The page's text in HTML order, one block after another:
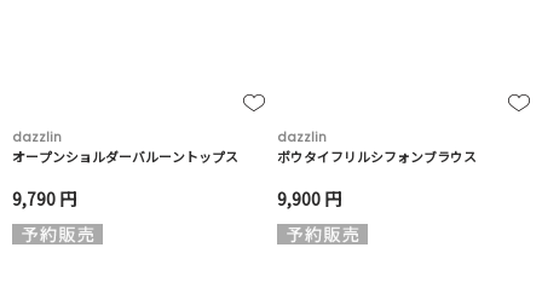
dazzlin
オープンショルダーバルーントップス
9,790 円
dazzlin
ボウタイフリルシフォンブラウス
9,900 円